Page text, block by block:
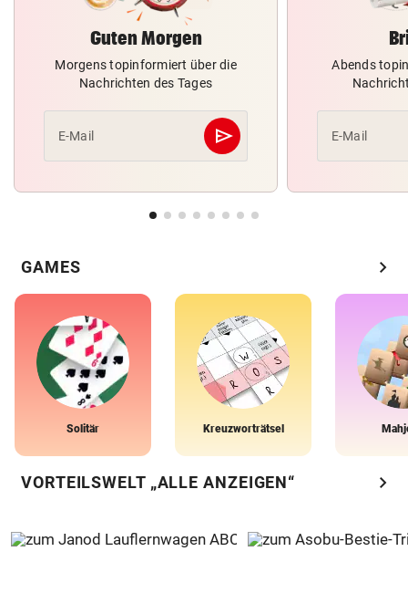
Guten Morgen
Morgens topinformiert über die
Nachrichten des Tages
E-Mail send
Abschicken
Abends
E-Mail
GAMES chevron_right
Solitär Kreuzworträtsel
VORTEILSWELT „ALLE ANZEIGEN“ chevron_right